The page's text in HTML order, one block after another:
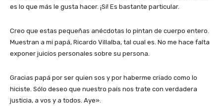
es lo que más le gusta hacer. ¡Sí! Es bastante particular.
Creo que estas pequeñas anécdotas lo pintan de cuerpo entero.
Muestran a mi papá, Ricardo Villalba, tal cual es. No me hace falta
exponer juicios personales sobre su persona.
Gracias papá por ser quien sos y por haberme criado como lo
hiciste. Sólo deseo que nuestro país nos trate con verdadera
justicia, a vos y a todos. Aye».